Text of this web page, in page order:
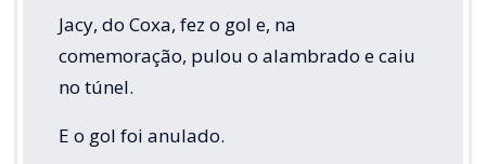
Jacy, do Coxa, fez o gol e, na
comemoração, pulou o alambrado e caiu
no túnel.
E o gol foi anulado.